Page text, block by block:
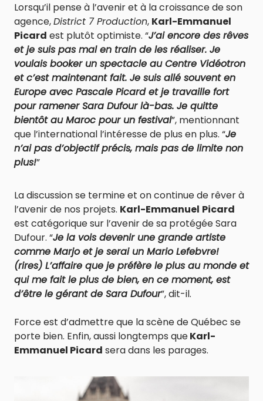
Lorsqu’il pense à l’avenir et à la croissance de son
agence,District 7 Production, Karl-Emmanuel
Picard est plutôt optimiste. “J’ai encore des rêves
et je suis pas mal en train de les réaliser. Je
voulais booker un spectacle au Centre Vidéotron
et c’est maintenant fait. Je suis allé souvent en
Europe avec Pascale Picard et je travaille fort
pour ramener Sara Dufour là-bas. Je quitte
bientôt au Maroc pour un festival”, mentionnant
que l’international l’intéresse de plus en plus. “Je
n’ai pas d’objectif précis, mais pas de limite non
plus!”
La discussion se termine et on continue de rêver à
l’avenir de nos projets. Karl-Emmanuel Picard
est catégorique sur l’avenir de sa protégée Sara
Dufour. “Je la vois devenir une grande artiste
comme Marjo et je serai un Mario Lefebvre!
(rires) L’affaire que je préfère le plus au monde et
qui me fait le plus de bien, en ce moment, est
d’être le gérant de Sara Dufour”, dit-il.
Force est d’admettre que la scène de Québec se
porte bien. Enfin, aussi longtemps queKarl-
Emmanuel Picard sera dans les parages.